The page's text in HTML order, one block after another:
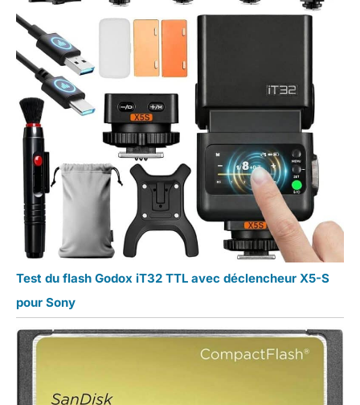
Test du flash Godox iT32 TTL avec déclencheur X5-S
pour Sony